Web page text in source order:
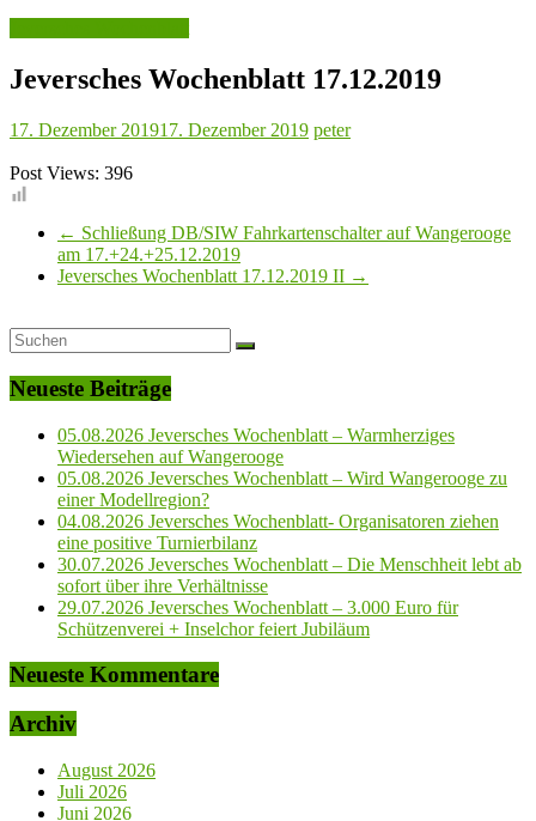
Jeversches Wochenblatt 17.12.2019
17. Dezember 201917. Dezember 2019 peter
Post Views: 396
← Schließung DB/SIW Fahrkartenschalter auf Wangerooge
am 17.+24.+25.12.2019
Jeversches Wochenblatt 17.12.2019 II →
Neueste Beiträge
05.08.2026 Jeversches Wochenblatt – Warmherziges
Wiedersehen auf Wangerooge
05.08.2026 Jeversches Wochenblatt – Wird Wangerooge zu
einer Modellregion?
04.08.2026 Jeversches Wochenblatt- Organisatoren ziehen
eine positive Turnierbilanz
30.07.2026 Jeversches Wochenblatt – Die Menschheit lebt ab
sofort über ihre Verhältnisse
29.07.2026 Jeversches Wochenblatt – 3.000 Euro für
Schützenverei + Inselchor feiert Jubiläum
Neueste Kommentare
Archiv
August 2026
Juli 2026
Juni 2026